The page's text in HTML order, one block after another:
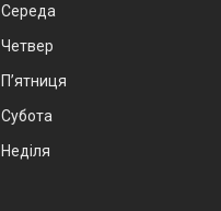
Середа
Четвер
Пʼятниця
Субота
Неділя